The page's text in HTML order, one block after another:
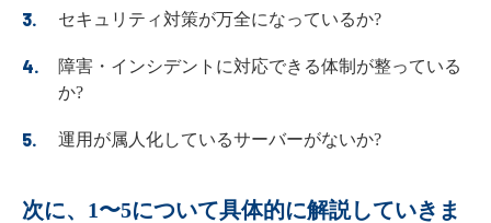
セキュリティ対策が万全になっているか?
障害・インシデントに対応できる体制が整っている
か?
運用が属人化しているサーバーがないか?
次に、1〜5について具体的に解説していきま